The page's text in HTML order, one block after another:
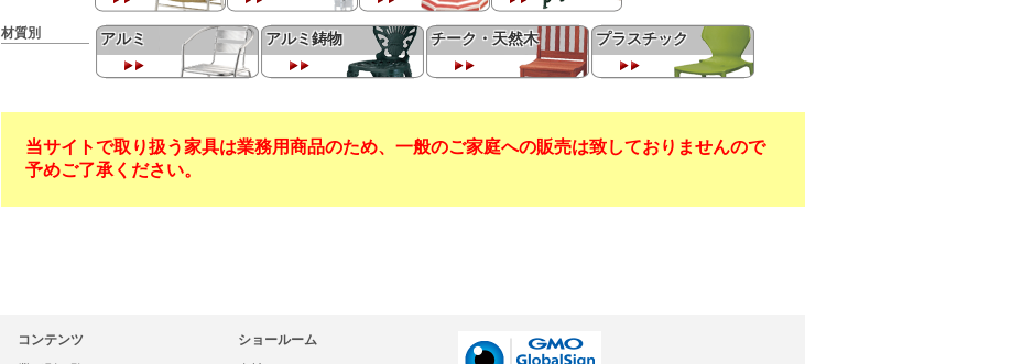
材質別 アルミ アルミ鋳物 チーク・天然木 プラスチック
当サイトで取り扱う家具は業務用商品のため、一般のご家庭への販売は致しておりませんので
予めご了承ください。
コンテンツ
ショールーム